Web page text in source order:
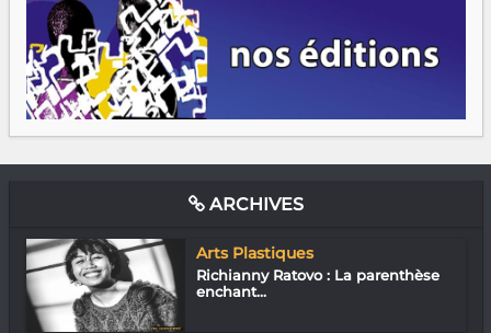
ARCHIVES
Arts Plastiques
Richianny Ratovo : La parenthèse
enchant...